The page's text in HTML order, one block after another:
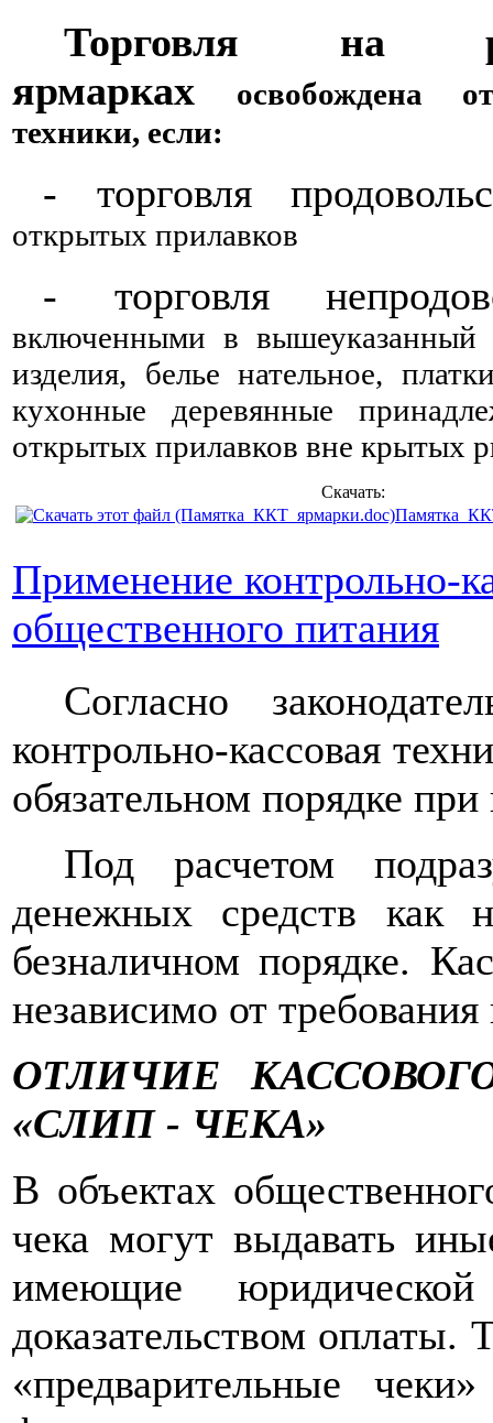
Торговля на
ярмарках
освобождена от
техники, если:
- торговля
открытых прилавков
- торговля
включенными в вышеуказанный
изделия, белье нательное,
кухонные деревянные
открытых прилавков вне крытых
Скачать:
Применение контрольно-
общественного питания
Согласно
контрольно-кассовая
обязательном порядке
Под расчетом
денежных средств как
безналичном порядке.
независимо от требования
ОТЛИЧИЕ
«СЛИП - ЧЕКА»
В объектах
чека могут выдавать
имеющие
доказательством
«предварительные